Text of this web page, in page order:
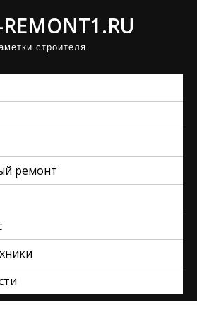
REMONT1.RU
строителя
ремонт